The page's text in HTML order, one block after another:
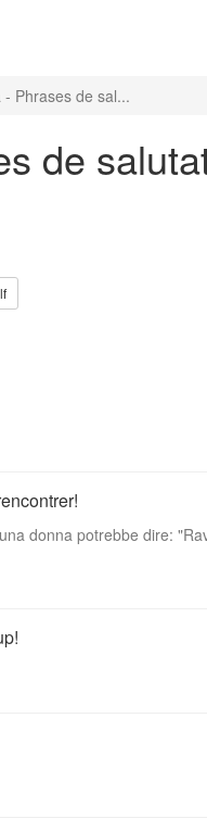
Phrases de sal...
de
donna potrebbe dire: